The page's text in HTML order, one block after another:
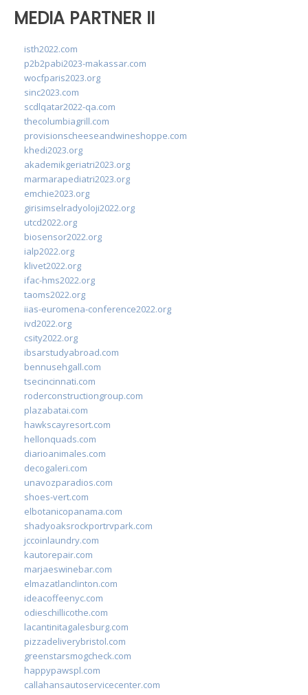
MEDIA PARTNER II
isth2022.com
p2b2pabi2023-makassar.com
wocfparis2023.org
sinc2023.com
scdlqatar2022-qa.com
thecolumbiagrill.com
provisionscheeseandwineshoppe.com
khedi2023.org
akademikgeriatri2023.org
marmarapediatri2023.org
emchie2023.org
girisimselradyoloji2022.org
utcd2022.org
biosensor2022.org
ialp2022.org
klivet2022.org
ifac-hms2022.org
taoms2022.org
iias-euromena-conference2022.org
ivd2022.org
csity2022.org
ibsarstudyabroad.com
bennusehgall.com
tsecincinnati.com
roderconstructiongroup.com
plazabatai.com
hawkscayresort.com
hellonquads.com
diarioanimales.com
decogaleri.com
unavozparadios.com
shoes-vert.com
elbotanicopanama.com
shadyoaksrockportrvpark.com
jccoinlaundry.com
kautorepair.com
marjaeswinebar.com
elmazatlanclinton.com
ideacoffeenyc.com
odieschillicothe.com
lacantinitagalesburg.com
pizzadeliverybristol.com
greenstarsmogcheck.com
happypawspl.com
callahansautoservicecenter.com